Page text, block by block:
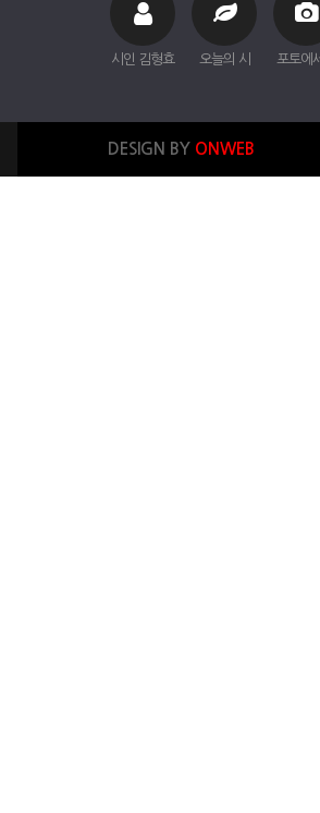
시인 김형효 오늘의 시 포토에
DESIGN BY ONWEB